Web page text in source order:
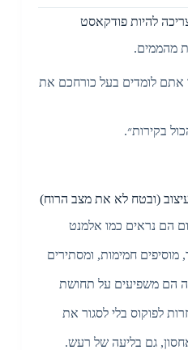
להיות פודקאסט
מהממים.
אתם לומדים בעל כורחכם את
בקירות״.
(ובטח לא את מצב הרוח)
הם נראים כמו אלמנט
מוסיפים חמימות, ומסתירים
הם משפיעים על תחושת
לפוקוס בלי לסגור את
גם בליעה של רעש.